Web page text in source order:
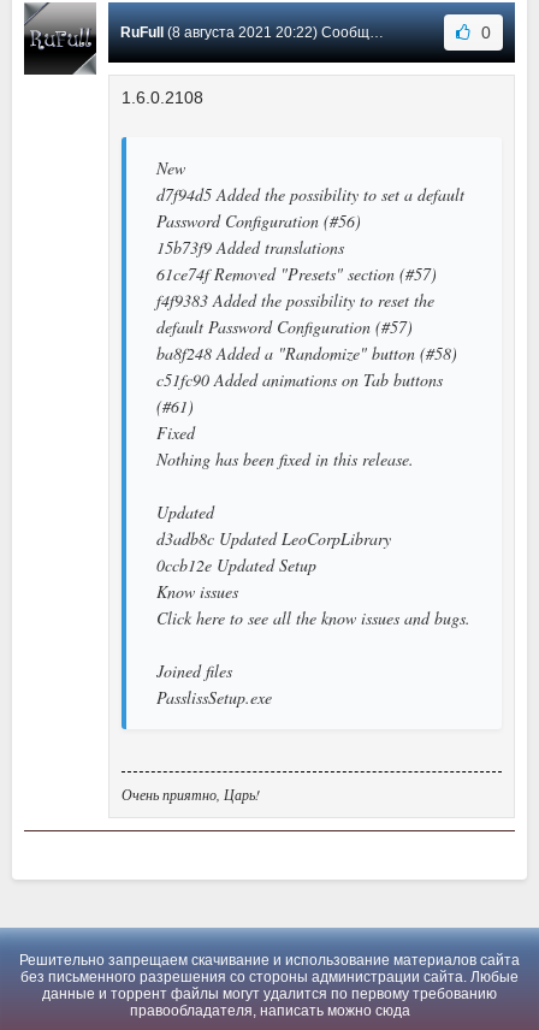
RuFull(8 августа 2021 20:22) Сообщение #1 0
1.6.0.2108
New
d7f94d5 Added the possibility to set a default
Password Configuration (#56)
15b73f9 Added translations
61ce74f Removed "Presets" section (#57)
f4f9383 Added the possibility to reset the
default Password Configuration (#57)
ba8f248 Added a "Randomize" button (#58)
c51fc90 Added animations on Tab buttons
(#61)
Fixed
Nothing has been fixed in this release.
Updated
d3adb8c Updated LeoCorpLibrary
0ccb12e Updated Setup
Know issues
Click here to see all the know issues and bugs.
Joined files
PasslissSetup.exe
Очень приятно, Царь!
Решительно запрещаем скачивание и использование материалов сайта
без письменного разрешения со стороны администрации сайта. Любые
данные и торрент файлы могут удалится по первому требованию
правообладателя, написать можно сюда